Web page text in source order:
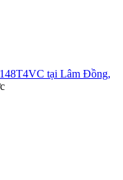
tại Lâm Đồng,